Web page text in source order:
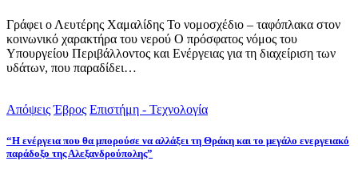
Γράφει ο Λευτέρης Χαμαλίδης Το νομοσχέδιο – ταφόπλακα στον
κοινωνικό χαρακτήρα του νερού Ο πρόσφατος νόμος του
Υπουργείου Περιβάλλοντος και Ενέργειας για τη διαχείριση των
υδάτων, που παραδίδει…
Απόψεις Έβρος Επιστήμη - Τεχνολογία
“Η ενέργεια που θα μπορούσε να αλλάξει τη Θράκη και το μεγάλο ενεργειακό
παράδοξο της Αλεξανδρούπολης”